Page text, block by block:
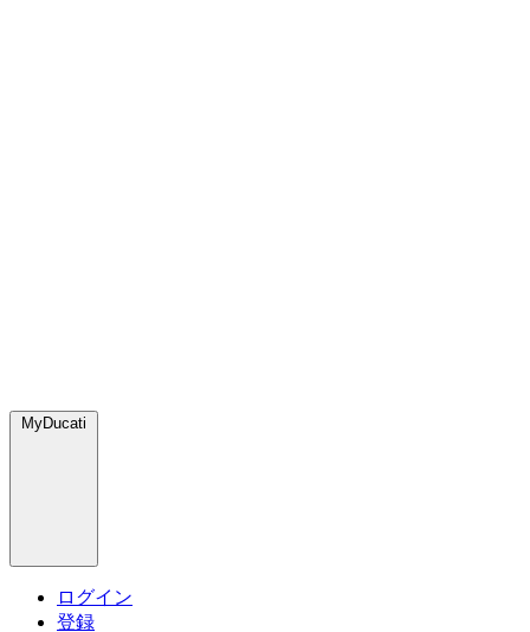
MyDucati
ログイン
登録